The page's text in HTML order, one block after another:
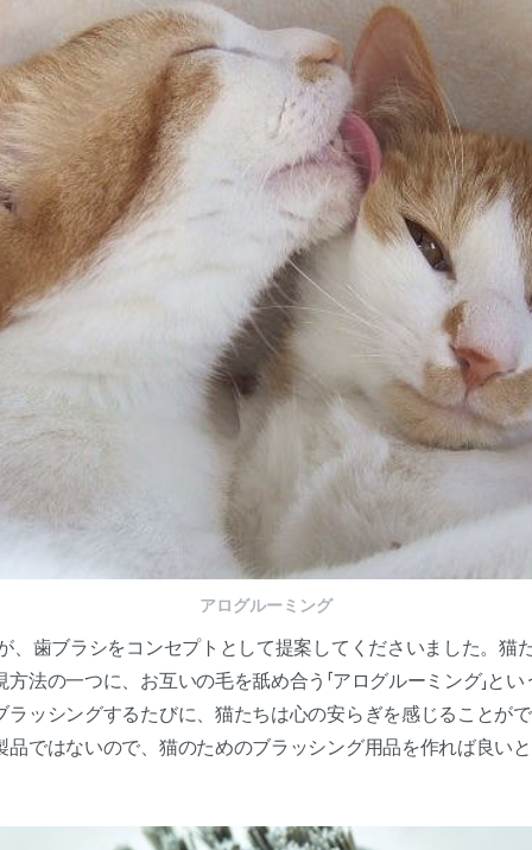
アログルーミング
、歯ブラシをコンセプトとして提案してくださいました。猫
法の一つに、お互いの毛を舐め合う「アログルーミング」と
ラッシングするたびに、猫たちは心の安らぎを感じることが
品ではないので、猫のためのブラッシング用品を作れば良い